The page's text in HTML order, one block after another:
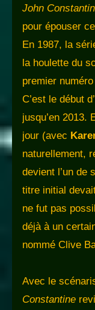
John
pour épouser
En 1987, la
la houlette du
premier
C’est le début
jusqu’en 2013.
jour (avec
naturellement,
devient l’un de
titre initial
ne fut pas
déjà à un
nommé Clive
Avec le
Constantine